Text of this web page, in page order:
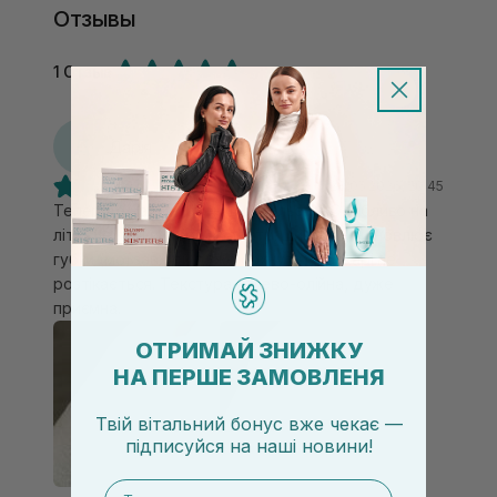
Отзывы
1 Отзыв
28.05.2026, 20:45
Тепер це найулюбленіший бальзам. Особливо на
літо. Не липкий, без аромату, шикарно відновлює
губки (мої завжди дуже сохнуть), на жарі не
розтікається. Текстура гелево-олійна, дуже
приємна.
ОТРИМАЙ ЗНИЖКУ
НА ПЕРШЕ ЗАМОВЛЕНЯ
Твій вітальний бонус вже чекає —
підписуйся на наші новини!
email